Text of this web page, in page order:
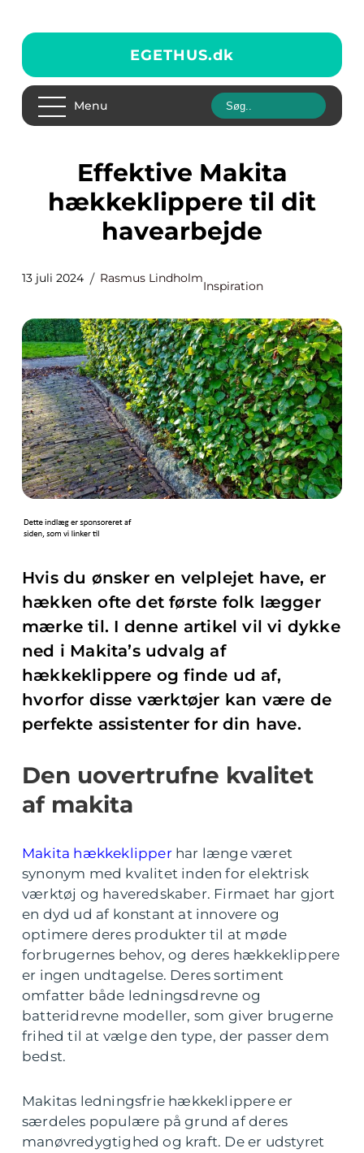
EGETHUS.dk
Menu
Effektive Makita
hækkeklippere til dit
havearbejde
13 juli 2024 Rasmus Lindholm
Inspiration
Hvis du ønsker en velplejet have, er
hækken ofte det første folk lægger
mærke til. I denne artikel vil vi dykke
ned i Makita’s udvalg af
hækkeklippere og finde ud af,
hvorfor disse værktøjer kan være de
perfekte assistenter for din have.
Den uovertrufne kvalitet
af makita
Makita hækkeklipperhar længe været
synonym med kvalitet inden for elektrisk
værktøj og haveredskaber. Firmaet har gjort
en dyd ud af konstant at innovere og
optimere deres produkter til at møde
forbrugernes behov, og deres hækkeklippere
er ingen undtagelse. Deres sortiment
omfatter både ledningsdrevne og
batteridrevne modeller, som giver brugerne
frihed til at vælge den type, der passer dem
bedst.
Makitas ledningsfrie hækkeklippere er
særdeles populære på grund af deres
manøvredygtighed og kraft. De er udstyret